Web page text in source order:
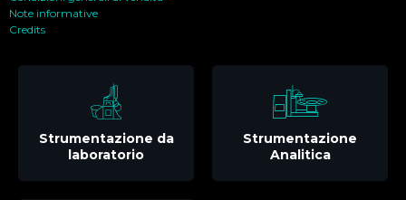
Note informative
Credits
Strumentazione da
laboratorio
Strumentazione
Analitica